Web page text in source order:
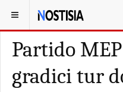
YOU ARE HERE: ARUBA
Partido
gradici tur